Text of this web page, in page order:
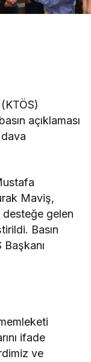
açıklaması
Maviş,
desteğe gelen
Basın
Başkanı
ifade
ve